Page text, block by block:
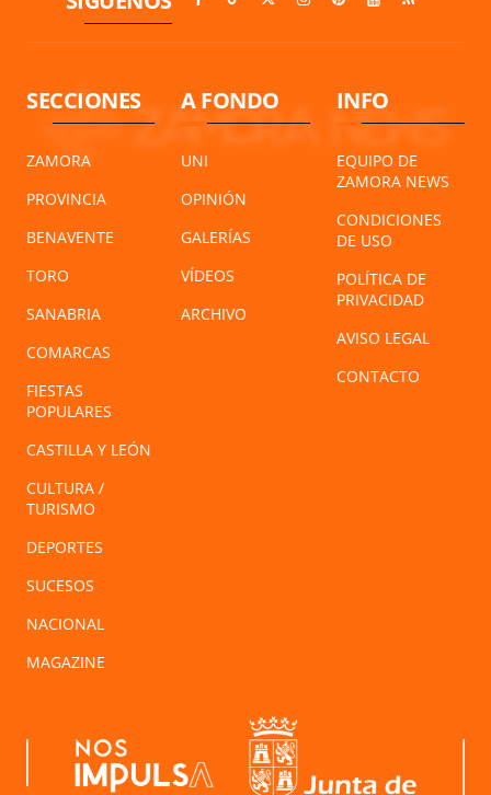
SECCIONES
ZAMORA
PROVINCIA
BENAVENTE
TORO
SANABRIA
COMARCAS
FIESTAS
POPULARES
CASTILLA Y LEÓN
CULTURA /
TURISMO
DEPORTES
SUCESOS
NACIONAL
MAGAZINE
A FONDO
UNI
OPINIÓN
GALERÍAS
VÍDEOS
ARCHIVO
INFO
EQUIPO DE
ZAMORA NEWS
CONDICIONES
DE USO
POLÍTICA DE
PRIVACIDAD
AVISO LEGAL
CONTACTO